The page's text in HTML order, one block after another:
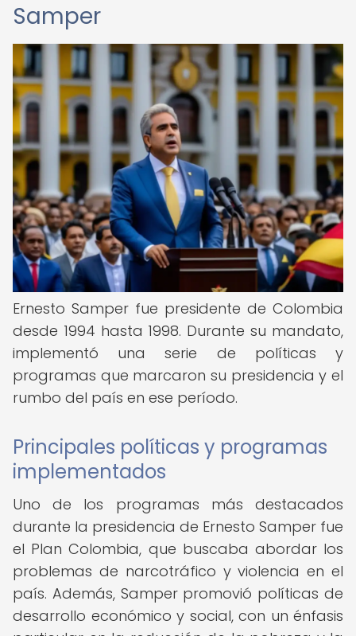
Samper
Ernesto Samper fue presidente de Colombia
desde 1994 hasta 1998. Durante su mandato,
implementó una serie de políticas y
programas que marcaron su presidencia y el
rumbo del país en ese período.
Principales políticas y programas
implementados
Uno de los programas más destacados
durante la presidencia de Ernesto Samper fue
el Plan Colombia, que buscaba abordar los
problemas de narcotráfico y violencia en el
país. Además, Samper promovió políticas de
desarrollo económico y social, con un énfasis